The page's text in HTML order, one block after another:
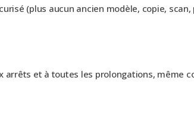
(plus aucun ancien modèle, copie,
arrêts et à toutes les prolongations, même